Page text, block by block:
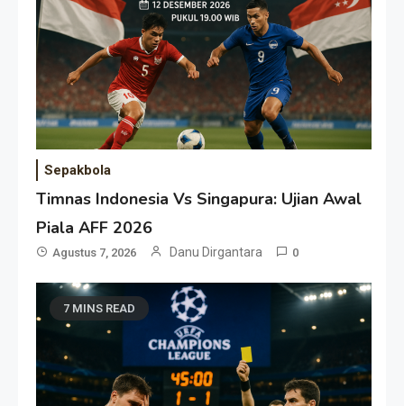
Sepakbola
Timnas Indonesia Vs Singapura: Ujian Awal
Piala AFF 2026
Agustus 7, 2026 Danu Dirgantara 0
7 MINS READ